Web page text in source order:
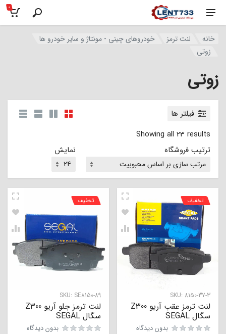
0
خانه لنت ترمز
خودروهای چینی - مونتاژ و سایر خودرو ها
زوتی
زوتی
فیلتر ها
Showing all 23 results
ترتیب فروشگاه
نمایش
SKU: 8150-37-3
تخفیف
لنت ترمز عقب آریو Z300
سگال SEGAL
بدون دیدگاه
SKU: SE8150-89
تخفیف
لنت ترمز جلو آریو Z300
سگال SEGAL
بدون دیدگاه